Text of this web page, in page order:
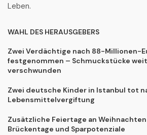
Leben.
WAHL DES HERAUSGEBERS
Zwei Verdächtige nach 88-Millionen-
festgenommen – Schmuckstücke
verschwunden
Zwei deutsche Kinder in Istanbul tot
Lebensmittelvergiftung
Zusätzliche Feiertage an Weihnachten
Brückentage und Sparpotenziale